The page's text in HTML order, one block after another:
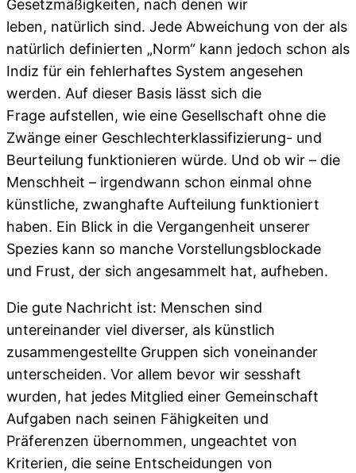
Gesetzmäßigkeiten, nach denen wir
leben, natürlich sind. Jede Abweichung von der als
natürlich definierten „Norm“ kann jedoch schon als
Indiz für ein fehlerhaftes System angesehen
werden. Auf dieser Basis lässt sich die
Frage aufstellen, wie eine Gesellschaft ohne die
Zwänge einer Geschlechterklassifizierung- und
Beurteilung funktionieren würde. Und ob wir – die
Menschheit – irgendwann schon einmal ohne
künstliche, zwanghafte Aufteilung funktioniert
haben. Ein Blick in die Vergangenheit unserer
Spezies kann so manche Vorstellungsblockade
und Frust, der sich angesammelt hat, aufheben.
Die gute Nachricht ist: Menschen sind
untereinander viel diverser, als künstlich
zusammengestellte Gruppen sich voneinander
unterscheiden. Vor allem bevor wir sesshaft
wurden, hat jedes Mitglied einer Gemeinschaft
Aufgaben nach seinen Fähigkeiten und
Präferenzen übernommen, ungeachtet von
Kriterien, die seine Entscheidungen von